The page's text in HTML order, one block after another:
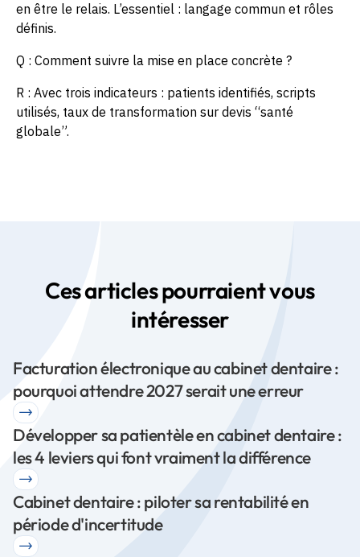
en être le relais. L’essentiel : langage commun et rôles
définis.
Q : Comment suivre la mise en place concrète ?
R : Avec trois indicateurs : patients identifiés, scripts
utilisés, taux de transformation sur devis “santé
globale”.
Ces articles pourraient vous
intéresser
Facturation électronique au cabinet dentaire :
pourquoi attendre 2027 serait une erreur
Développer sa patientèle en cabinet dentaire :
les 4 leviers qui font vraiment la différence
Cabinet dentaire : piloter sa rentabilité en
période d'incertitude